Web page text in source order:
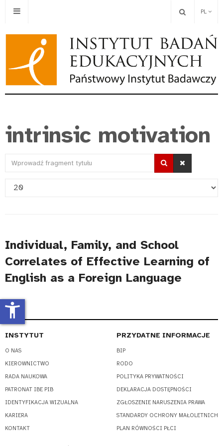
PL
intrinsic motivation
Wprowadź
tytułu
Pokaż
Individual, Family, and School
Correlates of Effective Learning of
English as a Foreign Language
INSTYTUT
O NAS
KIEROWNICTWO
RADA NAUKOWA
PATRONAT IBE PIB
IDENTYFIKACJA WIZUALNA
KARIERA
KONTAKT
PRZYDATNE INFORMACJE
BIP
RODO
POLITYKA PRYWATNOŚCI
DEKLARACJA DOSTĘPNOŚCI
ZGŁOSZENIE NARUSZENIA PRAWA
STANDARDY OCHRONY MAŁOLETNICH
PLAN RÓWNOŚCI PŁCI
accessibility_new